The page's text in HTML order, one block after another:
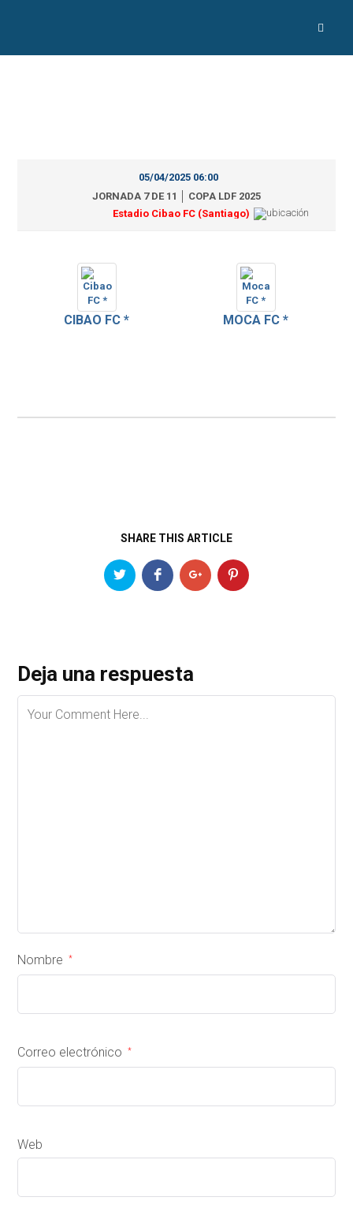
05/04/2025 06:00
JORNADA 7 DE 11 │ COPA LDF 2025
Estadio Cibao FC (Santiago)
CIBAO FC * MOCA FC *
SHARE THIS ARTICLE
Deja una respuesta
Nombre *
Correo electrónico *
Web